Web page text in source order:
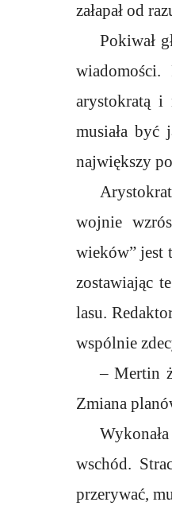
załapał od
Pokiwał
arystokratą i
musiała być
największy
wojnie
wieków” jest
zostawiając
lasu.
wspólnie
– Mertin
Zmiana
wschód.
przerywać,